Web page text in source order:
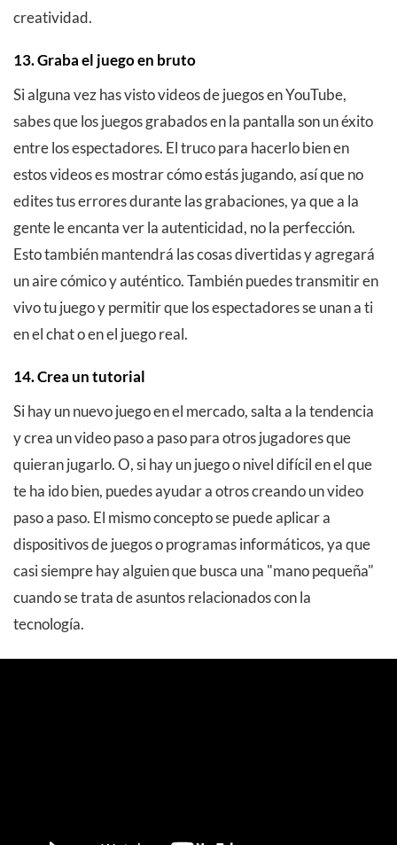
creatividad.
13. Graba el juego en bruto
Si alguna vez has visto videos de juegos en YouTube,
sabes que los juegos grabados en la pantalla son un éxito
entre los espectadores. El truco para hacerlo bien en
estos videos es mostrar cómo estás jugando, así que no
edites tus errores durante las grabaciones, ya que a la
gente le encanta ver la autenticidad, no la perfección.
Esto también mantendrá las cosas divertidas y agregará
un aire cómico y auténtico. También puedes transmitir en
vivo tu juego y permitir que los espectadores se unan a ti
en el chat o en el juego real.
14. Crea un tutorial
Si hay un nuevo juego en el mercado, salta a la tendencia
y crea un video paso a paso para otros jugadores que
quieran jugarlo. O, si hay un juego o nivel difícil en el que
te ha ido bien, puedes ayudar a otros creando un video
paso a paso. El mismo concepto se puede aplicar a
dispositivos de juegos o programas informáticos, ya que
casi siempre hay alguien que busca una "mano pequeña"
cuando se trata de asuntos relacionados con la
tecnología.